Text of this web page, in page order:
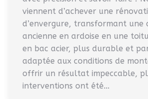
viennent d’achever une
d’envergure, transformant une
ancienne en ardoise en une
en bac acier, plus durable et
adaptée aux conditions de
offrir un résultat impeccable,
interventions ont été…